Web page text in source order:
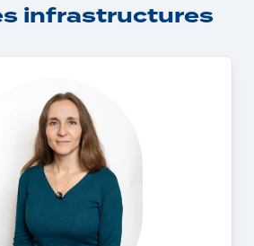
infrastructures